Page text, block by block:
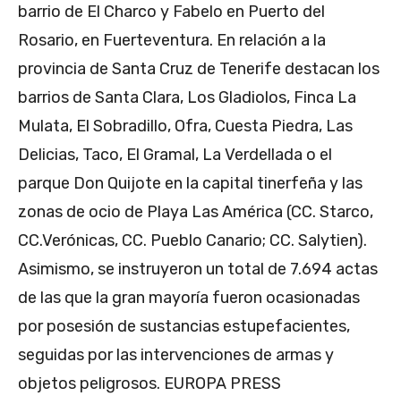
barrio de El Charco y Fabelo en Puerto del
Rosario, en Fuerteventura. En relación a la
provincia de Santa Cruz de Tenerife destacan los
barrios de Santa Clara, Los Gladiolos, Finca La
Mulata, El Sobradillo, Ofra, Cuesta Piedra, Las
Delicias, Taco, El Gramal, La Verdellada o el
parque Don Quijote en la capital tinerfeña y las
zonas de ocio de Playa Las América (CC. Starco,
CC.Verónicas, CC. Pueblo Canario; CC. Salytien).
Asimismo, se instruyeron un total de 7.694 actas
de las que la gran mayoría fueron ocasionadas
por posesión de sustancias estupefacientes,
seguidas por las intervenciones de armas y
objetos peligrosos. EUROPA PRESS